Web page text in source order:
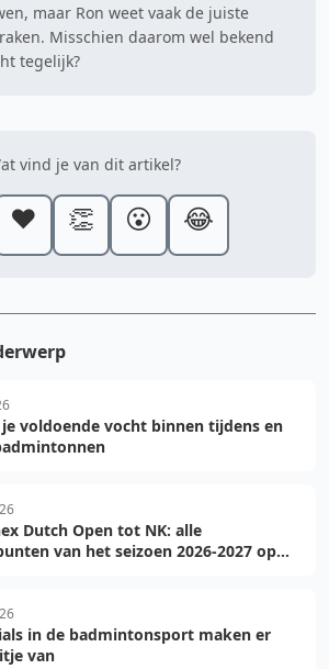
maar Ron weet vaak de juiste
Misschien daarom wel bekend
tegelijk?
vind je van dit artikel?
❤️ 👏 😮 😂
voldoende vocht binnen tijdens en
Dutch Open tot NK: alle
van het seizoen 2026-2027 op
in de badmintonsport maken er
van